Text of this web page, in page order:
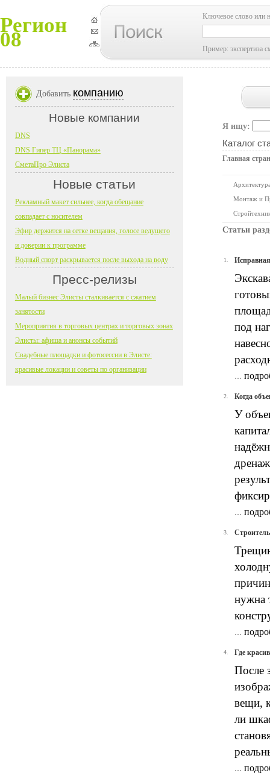
Регион
08
Ключевое слово или
Пример: экспертиза
Я ищу:
Каталог
Главная
Монтаж и
Статьи
1.
под
...
2. Когда
У
...
3.
нужна
...
4. Где
После
вещи,
ли
...
Добавить компанию
Новые компании
DNS
DNS Гипер ТЦ «Панорама»
СметаПро Элиста
Новые статьи
Рекламный макет сильнее, когда обещание
совпадает с носителем
Эфир держится на сетке вещания, голосе ведущего
и доверии к программе
Водный спорт раскрывается после выхода на воду
Пресс-релизы
Малый бизнес Элисты сталкивается с сжатием
занятости
Мероприятия в торговых центрах и торговых зонах
Элисты: афиша и анонсы событий
Свадебные площадки и фотосессии в Элисте:
красивые локации и советы по организации